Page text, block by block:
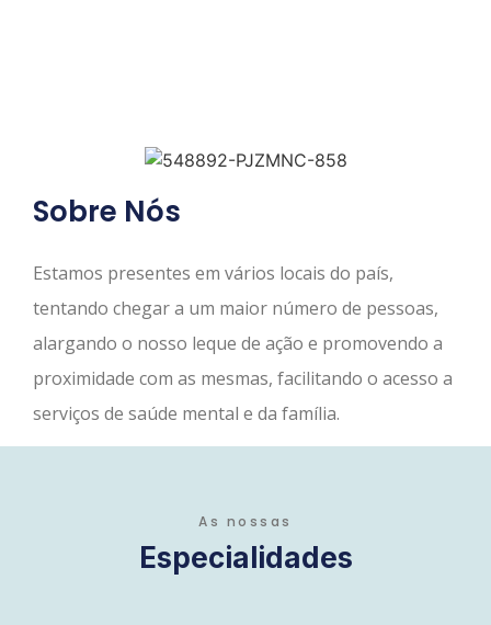
Sobre Nós
Estamos presentes em vários locais do país,
tentando chegar a um maior número de pessoas,
alargando o nosso leque de ação e promovendo a
proximidade com as mesmas, facilitando o acesso a
serviços de saúde mental e da família.
As nossas
Especialidades